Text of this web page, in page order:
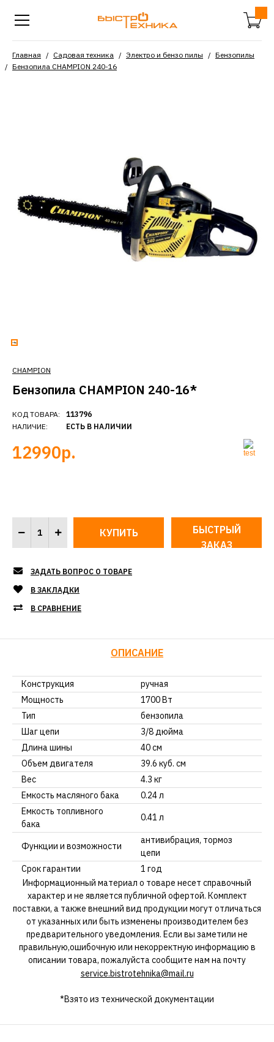
Главная Садовая техника Электро и бензо пилы
Бензопилы
Бензопила CHAMPION 240-16
CHAMPION
Бензопила CHAMPION 240-16*
КОД ТОВАРА:
НАЛИЧИЕ:
113796
ЕСТЬ В НАЛИЧИИ
12990р.
БЫСТРЫЙ
ЗАКАЗ
ЗАДАТЬ ВОПРОС О ТОВАРЕ
В ЗАКЛАДКИ
В СРАВНЕНИЕ
ОПИСАНИЕ
Конструкция
ручная
Мощность
1700 Вт
Тип
бензопила
Шаг цепи
3/8 дюйма
Длина шины
40 см
Объем двигателя
39.6 куб. см
Вес
4.3 кг
Емкость масляного бака
0.24 л
Емкость топливного
бака
0.41 л
Функции и возможности
антивибрация, тормоз
цепи
Срок гарантии
1 год
Информационный материал о товаре несет справочный
характер и не является публичной офертой. Комплект
поставки, а также внешний вид продукции могут отличаться
от указанных или быть изменены производителем без
предварительного уведомления. Если вы заметили не
правильную,ошибочную или некорректную информацию в
описании товара, пожалуйста сообщите нам на почту
service.bistrotehnika@mail.ru
*Взято из технической документации